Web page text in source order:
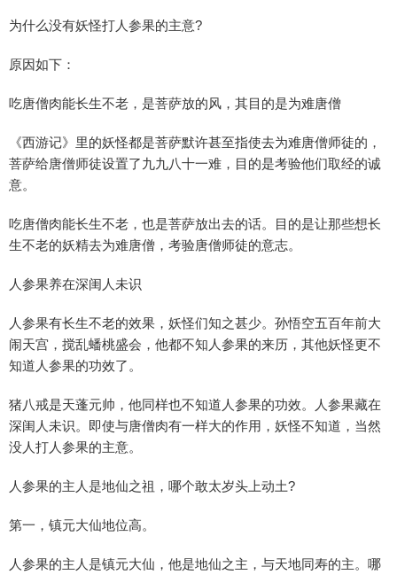
为什么没有妖怪打人参果的主意?
原因如下：
吃唐僧肉能长生不老，是菩萨放的风，其目的是为难唐僧
《西游记》里的妖怪都是菩萨默许甚至指使去为难唐僧师徒的，
菩萨给唐僧师徒设置了九九八十一难，目的是考验他们取经的诚
意。
吃唐僧肉能长生不老，也是菩萨放出去的话。目的是让那些想长
生不老的妖精去为难唐僧，考验唐僧师徒的意志。
人参果养在深闺人未识
人参果有长生不老的效果，妖怪们知之甚少。孙悟空五百年前大
闹天宫，搅乱蟠桃盛会，他都不知人参果的来历，其他妖怪更不
知道人参果的功效了。
猪八戒是天蓬元帅，他同样也不知道人参果的功效。人参果藏在
深闺人未识。即使与唐僧肉有一样大的作用，妖怪不知道，当然
没人打人参果的主意。
人参果的主人是地仙之祖，哪个敢太岁头上动土?
第一，镇元大仙地位高。
人参果的主人是镇元大仙，他是地仙之主，与天地同寿的主。哪